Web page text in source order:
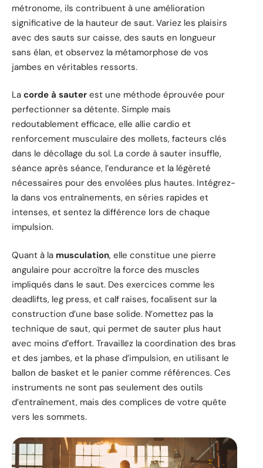
métronome, ils contribuent à une amélioration
significative de la hauteur de saut. Variez les plaisirs
avec des sauts sur caisse, des sauts en longueur
sans élan, et observez la métamorphose de vos
jambes en véritables ressorts.
La corde à sauter est une méthode éprouvée pour
perfectionner sa détente. Simple mais
redoutablement efficace, elle allie cardio et
renforcement musculaire des mollets, facteurs clés
dans le décollage du sol. La corde à sauter insuffle,
séance après séance, l’endurance et la légèreté
nécessaires pour des envolées plus hautes. Intégrez-
la dans vos entraînements, en séries rapides et
intenses, et sentez la différence lors de chaque
impulsion.
Quant à la musculation, elle constitue une pierre
angulaire pour accroître la force des muscles
impliqués dans le saut. Des exercices comme les
deadlifts, leg press, et calf raises, focalisent sur la
construction d’une base solide. N’omettez pas la
technique de saut, qui permet de sauter plus haut
avec moins d’effort. Travaillez la coordination des bras
et des jambes, et la phase d’impulsion, en utilisant le
ballon de basket et le panier comme références. Ces
instruments ne sont pas seulement des outils
d’entraînement, mais des complices de votre quête
vers les sommets.